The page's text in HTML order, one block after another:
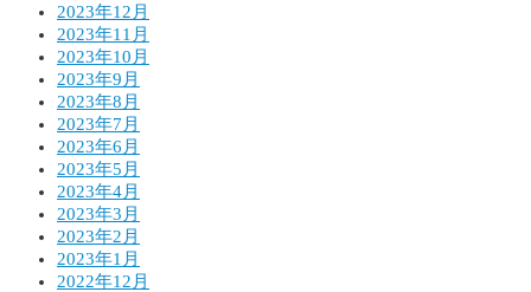
2023年12月
2023年11月
2023年10月
2023年9月
2023年8月
2023年7月
2023年6月
2023年5月
2023年4月
2023年3月
2023年2月
2023年1月
2022年12月